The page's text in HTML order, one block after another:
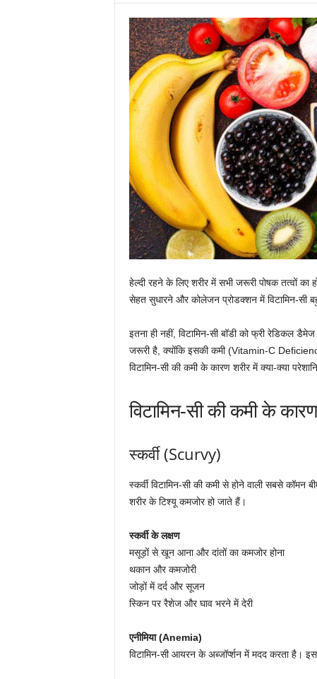
हेल्दी रहने के लिए शरीर में सभी जरूरी पोषक तत्वों का
सेहत सुधारने और कोलेजन प्रोडक्शन में विटामिन-सी
इतना ही नहीं, विटामिन-सी बॉडी को फ्री रेडिकल
जरूरी है, क्योंकि इसकी कमी (Vitamin-C
विटामिन-सी की कमी के कारण शरीर में क्या-क्या
विटामिन-सी की कमी के
स्कर्वी (Scurvy)
स्कर्वी विटामिन-सी की कमी से होने वाली सबसे
शरीर के टिश्यू कमजोर हो जाते हैं।
स्कर्वी के लक्षण
मसूड़ों से खून आना और दांतों का कमजोर होना
थकान और कमजोरी
जोड़ों में दर्द और सूजन
स्किन पर रैशेज और घाव भरने में देरी
एनीमिया (Anemia)
विटामिन-सी आयरन के अब्जॉर्प्शन में मदद करता है।